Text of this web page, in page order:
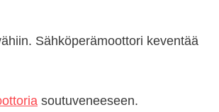
Sähköperämoottori keventää
soutuveneeseen.